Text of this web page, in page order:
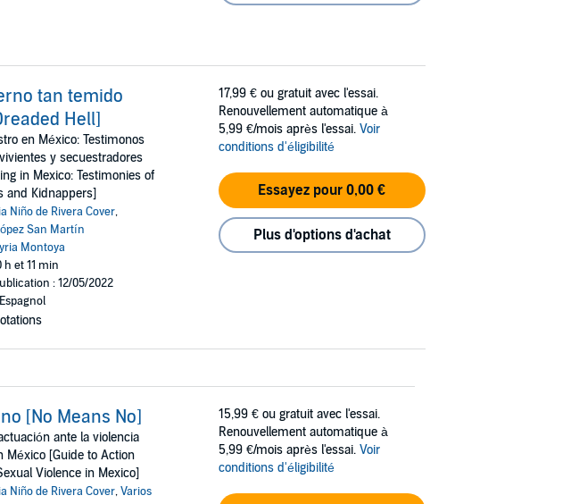
tan temido
Hell]
en México: Testimonos
y secuestradores
in Mexico: Testimonies of
and Kidnappers]
Niño de Rivera Cover,
San Martín
Montoya
h et 11 min
: 12/05/2022
17,99 € ou gratuit avec l'essai.
Renouvellement automatique à
5,99 €/mois après l'essai. Voir
conditions d'éligibilité
Essayez pour 0,00 €
Plus d'options d'achat
[No Means No]
ante la violencia
México [Guide to Action
Violence in Mexico]
Niño de Rivera Cover,Varios
15,99 € ou gratuit avec l'essai.
Renouvellement automatique à
5,99 €/mois après l'essai. Voir
conditions d'éligibilité